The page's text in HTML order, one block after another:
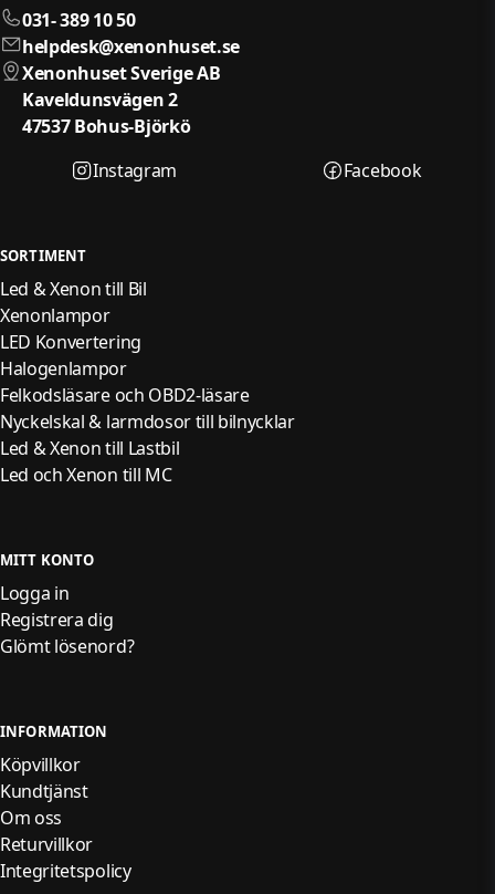
031- 389 10 50
helpdesk@xenonhuset.se
Xenonhuset Sverige AB
Kaveldunsvägen 2
47537 Bohus-Björkö
Instagram
Facebook
SORTIMENT
Led & Xenon till Bil
Xenonlampor
LED Konvertering
Halogenlampor
Felkodsläsare och OBD2-läsare
Nyckelskal & larmdosor till bilnycklar
Led & Xenon till Lastbil
Led och Xenon till MC
MITT KONTO
Logga in
Registrera dig
Glömt lösenord?
INFORMATION
Köpvillkor
Kundtjänst
Om oss
Returvillkor
Integritetspolicy